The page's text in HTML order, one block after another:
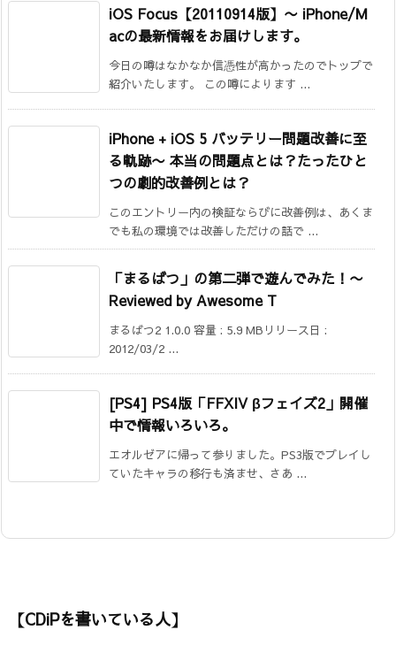
iOS Focus【20110914版】 〜 iPhone/M
acの最新情報をお届けします。
今日の噂はなかなか信憑性が高かったのでトップで
紹介いたします。 この噂によります ...
iPhone + iOS 5 バッテリー問題改善に至
る軌跡〜 本当の問題点とは？たったひと
つの劇的改善例とは？
このエントリー内の検証ならびに改善例は、あくま
でも私の環境では改善しただけの話で ...
「まるばつ」の第二弾で遊んでみた！ 〜
Reviewed by Awesome T
まるばつ2 1.0.0 容量 : 5.9 MBリリース日 :
2012/03/2 ...
[PS4] PS4版「FFXIV βフェイズ2」開催
中で情報いろいろ。
エオルゼアに帰って参りました。PS3版でプレイし
ていたキャラの移行も済ませ、さあ ...
【CDiPを書いている人】